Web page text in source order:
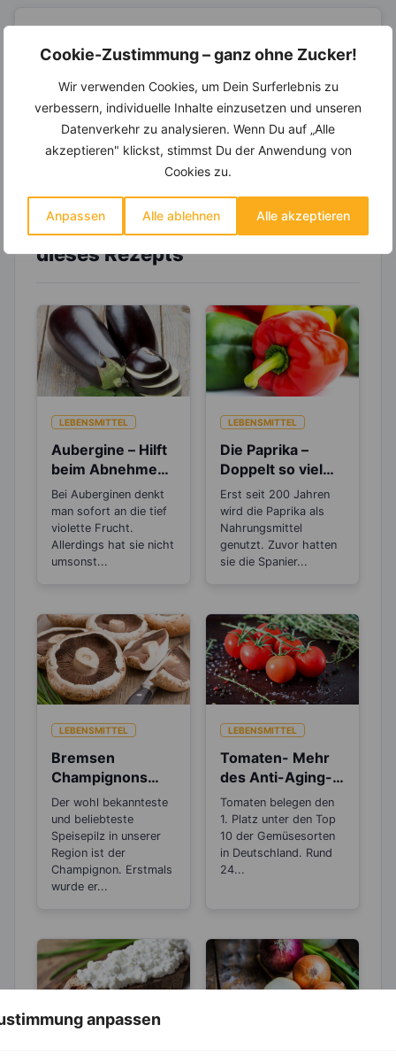
Cookie-Zustimmung – ganz ohne Zucker!
Wir verwenden Cookies, um Dein Surferlebnis zu
verbessern, individuelle Inhalte einzusetzen und unseren
Datenverkehr zu analysieren. Wenn Du auf „Alle
akzeptieren" klickst, stimmst Du der Anwendung von
Cookies zu.
Anpassen Alle ablehnen Alle akzeptieren
anpassen
Wochenplaner,dynamische
Einkaufsliste und noch mehr?
Entdecke die invikoo-Mitgliedschaft und erhalte
viele hilfreiche und zeitsparende Möglichkeiten,
um Deine Ernährung optimal zu gestalten.
Erfahre mehr über die Zutaten
dieses Rezepts
LEBENSMITTEL
Aubergine – Hilft
beim Abnehmen,
bei Müdigkeit und
Stress
Bei Auberginen denkt
man sofort an die tief
violette Frucht.
Allerdings hat sie nicht
umsonst...
LEBENSMITTEL
Die Paprika –
Doppelt so viel
Vitamin C, wie die
Zitrone
Erst seit 200 Jahren
wird die Paprika als
Nahrungsmittel
genutzt. Zuvor hatten
sie die Spanier...
LEBENSMITTEL
Bremsen
Champignons
den
Alterungsprozes
s aus?
Der wohl bekannteste
und beliebteste
Speisepilz in unserer
Region ist der
Champignon. Erstmals
wurde er...
LEBENSMITTEL
Tomaten- Mehr
des Anti-Aging-
Stoffs Lycopin
durchs
Einkochen?
Tomaten belegen den
1. Platz unter den Top
10 der Gemüsesorten
in Deutschland. Rund
24...